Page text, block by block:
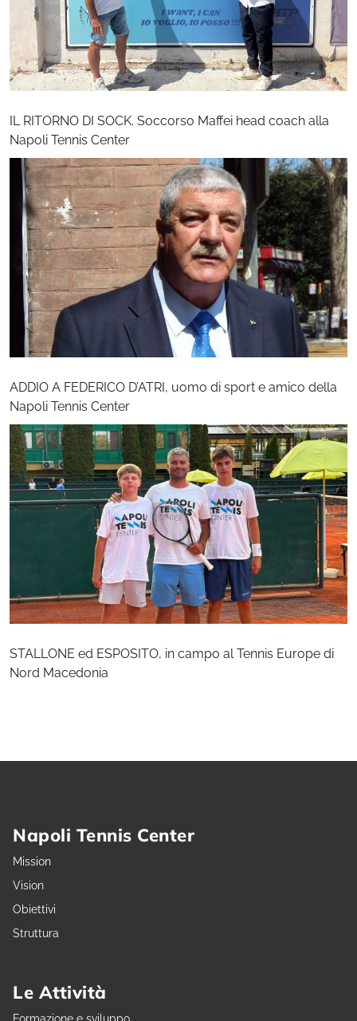
IL RITORNO DI SOCK. Soccorso Maffei head coach alla
Napoli Tennis Center
ADDIO A FEDERICO D’ATRI, uomo di sport e amico della
Napoli Tennis Center
STALLONE ed ESPOSITO, in campo al Tennis Europe di
Nord Macedonia
Napoli Tennis Center
Mission
Vision
Obiettivi
Struttura
Le Attività